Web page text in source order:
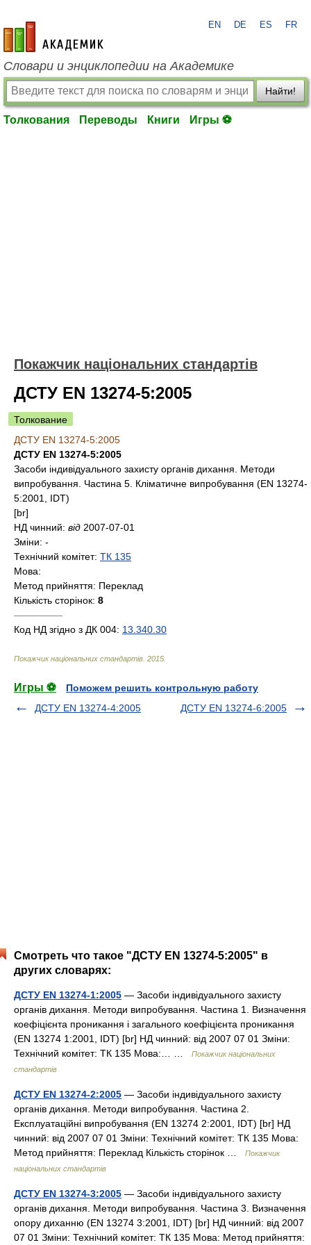
academic.ru
EN DE ES FR
Словари и энциклопедии на Академике
Найти!
Толкования Переводы Книги Игры ⚽
Покажчик національних стандартів
ДСТУ EN 13274-5:2005
Толкование
ДСТУ EN 13274-5:2005
ДСТУ EN 13274-5:2005
Засоби індивідуального захисту органів дихання. Методи
випробування. Частина 5. Кліматичне випробування (EN 13274-
5:2001, IDT)
[br]
НД чинний: від 2007-07-01
Зміни: -
Технічний комітет: ТК 135
Мова:
Метод прийняття: Переклад
Кількість сторінок: 8
—————
Код НД згідно з ДК 004: 13.340.30
Покажчик національних стандартів 2015
Игры ⚽
Поможем решить контрольную работу
ДСТУ EN 13274-4:2005
ДСТУ EN 13274-6:2005
Смотреть что такое "ДСТУ EN 13274-5:2005" в
других словарях:
ДСТУ EN 13274-1:2005 — Засоби індивідуального захисту
органів дихання. Методи випробування. Частина 1. Визначення
коефіцієнта проникання і загального коефіцієнта проникання
(EN 13274 1:2001, IDT) [br] НД чинний: від 2007 07 01 Зміни:
Технічний комітет: ТК 135 Мова:… …
Покажчик національних
стандартів
ДСТУ EN 13274-2:2005 — Засоби індивідуального захисту
органів дихання. Методи випробування. Частина 2.
Експлуатаційні випробування (EN 13274 2:2001, IDT) [br] НД
чинний: від 2007 07 01 Зміни: Технічний комітет: ТК 135 Мова:
Метод прийняття: Переклад Кількість сторінок …
Покажчик
національних стандартів
ДСТУ EN 13274-3:2005 — Засоби індивідуального захисту
органів дихання. Методи випробування. Частина 3. Визначення
опору диханню (EN 13274 3:2001, IDT) [br] НД чинний: від 2007
07 01 Зміни: Технічний комітет: ТК 135 Мова: Метод прийняття: